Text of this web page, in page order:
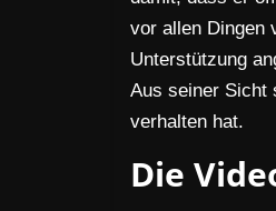
vor allen Dingen
Unterstützung
Aus seiner Sicht
verhalten hat.
Die